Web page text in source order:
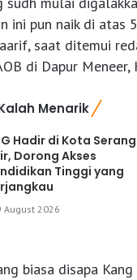
ini pun naik di atas
saat ditemui
di Dapur
Menarik
Hadir di Kota Serang
Dorong Akses
Tinggi yang
August 2026
biasa disapa